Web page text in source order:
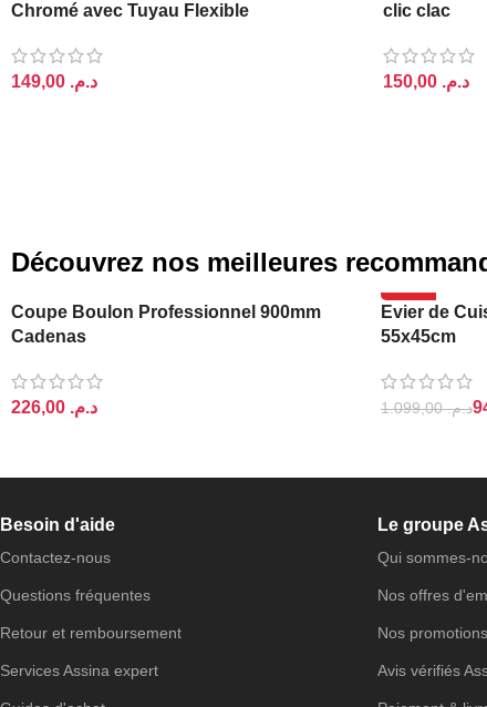
Chromé avec Tuyau Flexible
د.م.
clic clac
د.م.
Découvrez nos meilleures
Coupe Boulon Professionnel 900mm
Cadenas
د.م.
-14%
Evier de
55x45cm
د.م.1.099,00
Besoin d'aide
Contactez-nous
Questions fréquentes
Retour et remboursement
Services Assina expert
Le groupe
Qui sommes-
Nos offres
Nos promotions
Avis vérifiés